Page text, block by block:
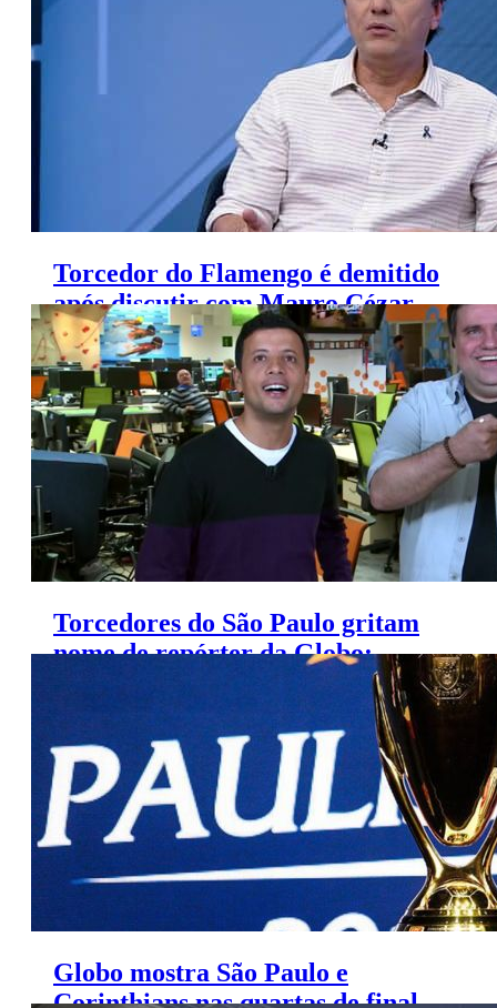
Torcedor do Flamengo é demitido
após discutir com Mauro Cézar
Pereira em rede social
Torcedores do São Paulo gritam
nome de repórter da Globo:
Globo mostra São Paulo e
Corinthians nas quartas de final